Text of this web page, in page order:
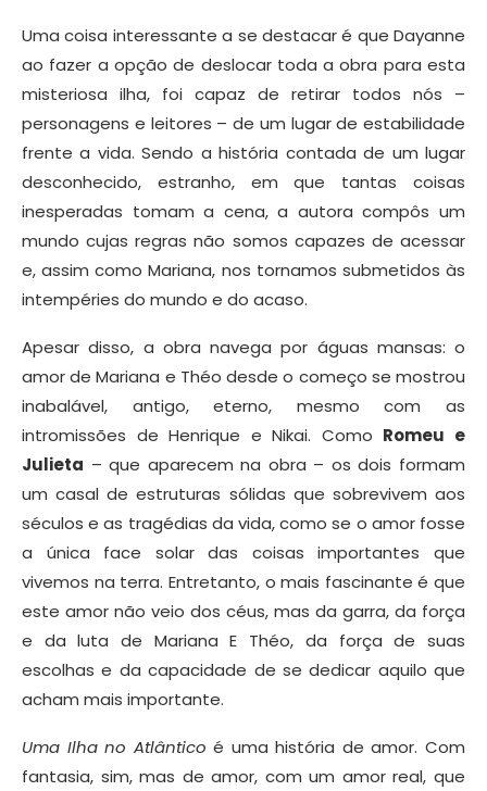
Uma coisa interessante a se destacar é que Dayanne
ao fazer a opção de deslocar toda a obra para esta
misteriosa ilha, foi capaz de retirar todos nós –
personagens e leitores – de um lugar de estabilidade
frente a vida. Sendo a história contada de um lugar
desconhecido, estranho, em que tantas coisas
inesperadas tomam a cena, a autora compôs um
mundo cujas regras não somos capazes de acessar
e, assim como Mariana, nos tornamos submetidos às
intempéries do mundo e do acaso.
Apesar disso, a obra navega por águas mansas: o
amor de Mariana e Théo desde o começo se mostrou
inabalável, antigo, eterno, mesmo com as
intromissões de Henrique e Nikai. Como Romeu e
Julieta – que aparecem na obra – os dois formam
um casal de estruturas sólidas que sobrevivem aos
séculos e as tragédias da vida, como se o amor fosse
a única face solar das coisas importantes que
vivemos na terra. Entretanto, o mais fascinante é que
este amor não veio dos céus, mas da garra, da força
e da luta de Mariana E Théo, da força de suas
escolhas e da capacidade de se dedicar aquilo que
acham mais importante.
Uma Ilha no Atlântico é uma história de amor. Com
fantasia, sim, mas de amor, com um amor real, que